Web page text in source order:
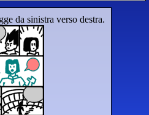
da sinistra verso destra.